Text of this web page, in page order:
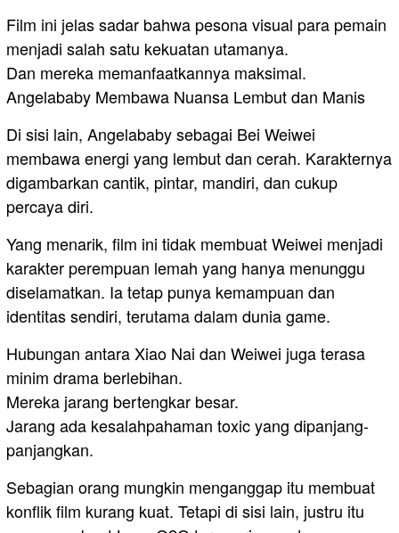
Film ini jelas sadar bahwa pesona visual para pemain
menjadi salah satu kekuatan utamanya.
Dan mereka memanfaatkannya maksimal.
Angelababy Membawa Nuansa Lembut dan Manis
Di sisi lain, Angelababy sebagai Bei Weiwei
membawa energi yang lembut dan cerah. Karakternya
digambarkan cantik, pintar, mandiri, dan cukup
percaya diri.
Yang menarik, film ini tidak membuat Weiwei menjadi
karakter perempuan lemah yang hanya menunggu
diselamatkan. Ia tetap punya kemampuan dan
identitas sendiri, terutama dalam dunia game.
Hubungan antara Xiao Nai dan Weiwei juga terasa
minim drama berlebihan.
Mereka jarang bertengkar besar.
Jarang ada kesalahpahaman toxic yang dipanjang-
panjangkan.
Sebagian orang mungkin menganggap itu membuat
konflik film kurang kuat. Tetapi di sisi lain, justru itu